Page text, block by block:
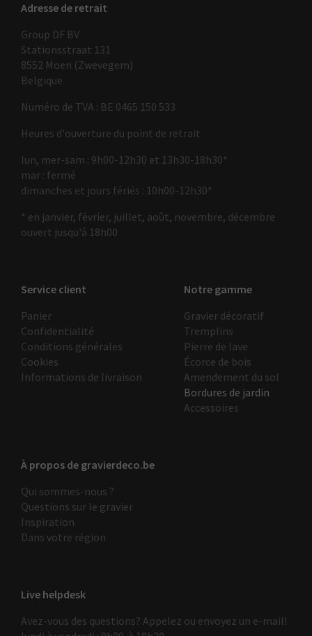
Adresse de retrait
Group DF BV
Stationsstraat 131
8552 Moen (Zwevegem)
Belgique
Numéro de TVA : BE 0465 150 533
Heures d'ouverture du point de retrait
lun, mer-sam : 9h00-12h30 et 13h30-18h30*
mar : fermé
dimanches et jours fériés : 10h00-12h30*
* en janvier, février, juillet, août, novembre, décembre
ouvert jusqu'à 18h00
Service client
Panier
Confidentialité
Conditions générales
Cookies
Informations de livraison
Notre gamme
Gravier décoratif
Tremplins
Pierre de lave
Écorce de bois
Amendement du sol
Bordures de jardin
Accessoires
À propos de gravierdeco.be
Qui sommes-nous ?
Questions sur le gravier
Inspiration
Dans votre région
Live helpdesk
Avez-vous des questions? Appelez ou envoyez un e-mail!